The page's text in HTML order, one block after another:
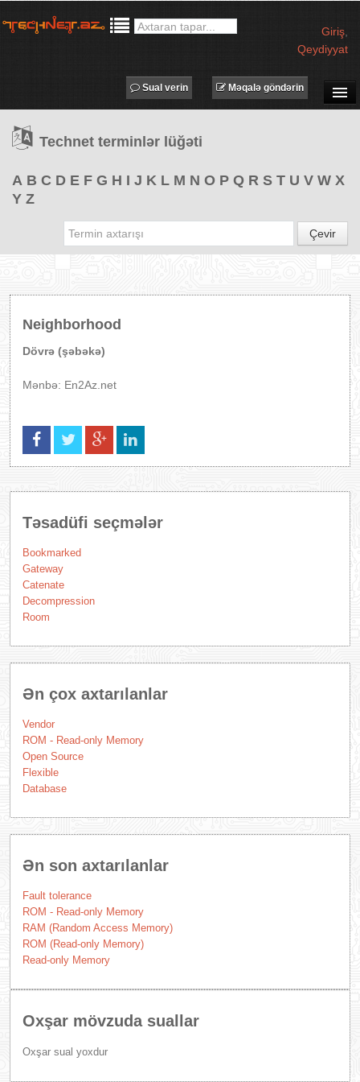
Giriş
Qeydiyyat
TƏDBİRLƏR
PROQRAMLAR
Məqalə göndərin
Sual verin
Technet terminlər lüğəti
A B C D E F G H I J K L M N O P Q R S T U V W X
Y Z
Çevir
Neighborhood
Dövrə (şəbəkə)
Mənbə: En2Az.net
Təsadüfi seçmələr
Bookmarked
Gateway
Catenate
Decompression
Room
Ən çox axtarılanlar
Vendor
ROM - Read-only Memory
Open Source
Flexible
Database
Ən son axtarılanlar
Fault tolerance
ROM - Read-only Memory
RAM (Random Access Memory)
ROM (Read-only Memory)
Read-only Memory
Oxşar mövzuda suallar
Oxşar sual yoxdur